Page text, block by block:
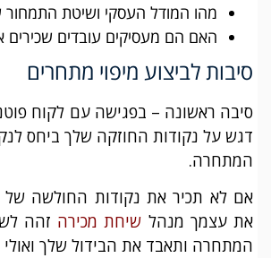
מהו המודל העסקי ושיטת
האם הם מעסיקים עובדים שכירים
סיבות לביצוע מיפוי מתחרים
סיבה ראשונה – בפגישה עם לקוח
דגש על נקודות החוזקה שלך ביחס
המתחרה.
אם לא תכיר את נקודות החולשה
את עצמך מנהל שיחת מכירה זהה
המתחרה ותאבד את הבידול שלך